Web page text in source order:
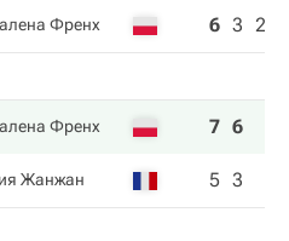
Френх 6 3 2
Френх 7 6
Жанжан 5 3